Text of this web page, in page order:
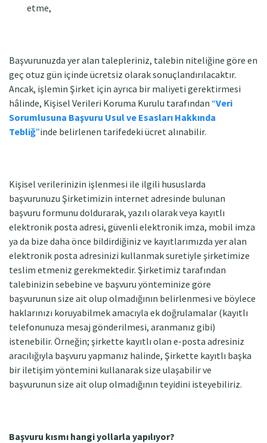
etme,
Başvurunuzda yer alan talepleriniz, talebin niteliğine göre en
geç otuz gün içinde ücretsiz olarak sonuçlandırılacaktır.
Ancak, işlemin Şirket için ayrıca bir maliyeti gerektirmesi
hâlinde, Kişisel Verileri Koruma Kurulu tarafından “Veri
Sorumlusuna Başvuru Usul ve Esasları Hakkında
Tebliğ”inde belirlenen tarifedeki ücret alınabilir.
Kişisel verilerinizin işlenmesi ile ilgili hususlarda
başvurunuzu Şirketimizin internet adresinde bulunan
başvuru formunu doldurarak, yazılı olarak veya kayıtlı
elektronik posta adresi, güvenli elektronik imza, mobil imza
ya da bize daha önce bildirdiğiniz ve kayıtlarımızda yer alan
elektronik posta adresinizi kullanmak suretiyle şirketimize
teslim etmeniz gerekmektedir. Şirketimiz tarafından
talebinizin sebebine ve başvuru yönteminize göre
başvurunun size ait olup olmadığının belirlenmesi ve böylece
haklarınızı koruyabilmek amacıyla ek doğrulamalar (kayıtlı
telefonunuza mesaj gönderilmesi, aranmanız gibi)
istenebilir. Örneğin; şirkette kayıtlı olan e-posta adresiniz
aracılığıyla başvuru yapmanız halinde, Şirkette kayıtlı başka
bir iletişim yöntemini kullanarak size ulaşabilir ve
başvurunun size ait olup olmadığının teyidini isteyebiliriz.
Başvuru kısmı hangi yollarla yapılıyor?